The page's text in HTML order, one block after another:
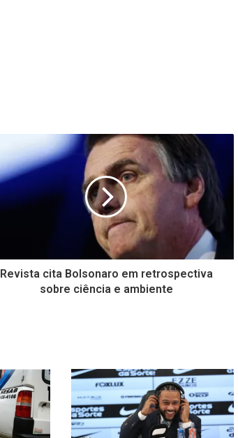
Revista cita Bolsonaro em retrospectiva
sobre ciência e ambiente